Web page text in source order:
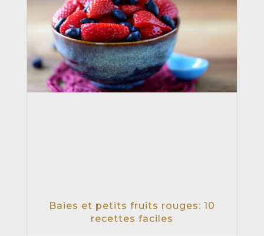
Baies et petits fruits rouges: 10
recettes faciles